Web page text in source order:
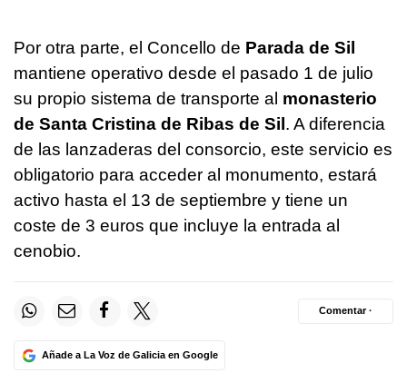
Por otra parte, el Concello de Parada de Sil
mantiene operativo desde el pasado 1 de julio
su propio sistema de transporte al monasterio
de Santa Cristina de Ribas de Sil. A diferencia
de las lanzaderas del consorcio, este servicio es
obligatorio para acceder al monumento, estará
activo hasta el 13 de septiembre y tiene un
coste de 3 euros que incluye la entrada al
cenobio.
Añade a La Voz de Galicia en Google
Comentar ·